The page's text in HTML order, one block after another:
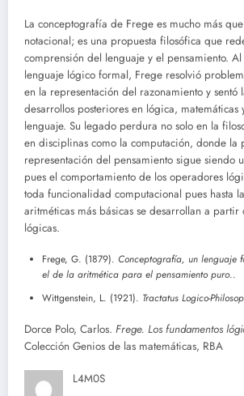
La conceptografía de Frege es mucho más
notacional; es una propuesta filosófica que
comprensión del lenguaje y el pensamiento.
lenguaje lógico formal, Frege resolvió
en la representación del razonamiento y sentó
desarrollos posteriores en lógica, matemáticas
lenguaje. Su legado perdura no solo en la
en disciplinas como la computación, donde la
representación del pensamiento sigue siendo
pues el comportamiento de los operadores
toda funcionalidad computacional pues hasta
aritméticas más básicas se desarrollan a partir
lógicas.
Frege, G. (1879). Conceptografía, un lenguaje
el de la aritmética para el pensamiento puro..
Wittgenstein, L. (1921). Tractatus Logico-
Dorce Polo, Carlos. Frege. Los fundamentos
Colección Genios de las matemáticas, RBA
L4M0S